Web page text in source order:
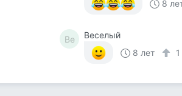
8
Ве
Веселый
8 лет
1